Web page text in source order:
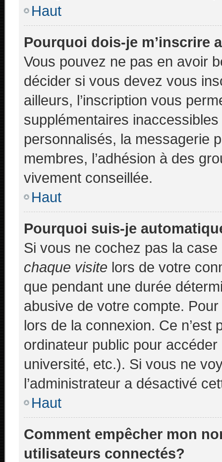
Haut
Pourquoi dois-je m’inscrire
Vous pouvez ne pas en avoir
décider si vous devez vous
ailleurs, l’inscription vous
supplémentaires
personnalisés, la messagerie
membres, l’adhésion à des
vivement conseillée.
Haut
Pourquoi suis-je
Si vous ne cochez pas la case
chaque visite lors de votre
que pendant une durée
abusive de votre compte.
lors de la connexion. Ce
ordinateur public pour
université, etc.). Si vous ne
l’administrateur a désactivé
Haut
Comment empêcher mon
utilisateurs connectés?